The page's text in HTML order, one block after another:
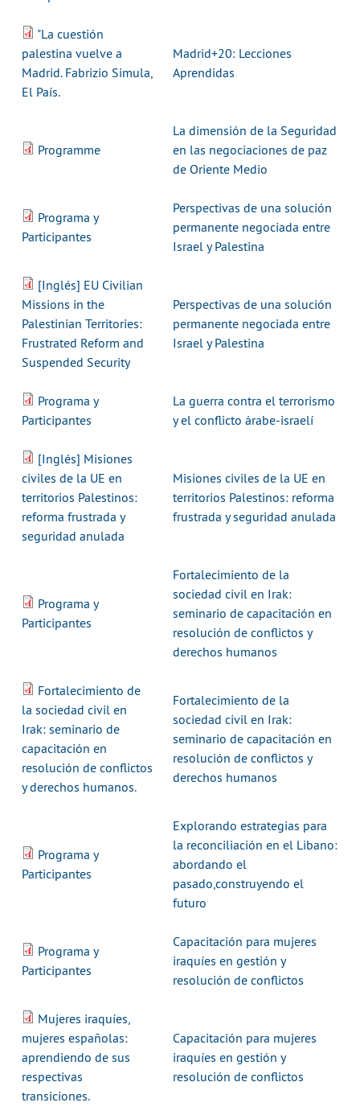
"La cuestión
palestina vuelve a
Madrid. Fabrizio Simula,
El País.
Madrid+20: Lecciones
Aprendidas
Programme
La dimensión de la Seguridad
en las negociaciones de paz
de Oriente Medio
Programa y
Participantes
Perspectivas de una solución
permanente negociada entre
Israel y Palestina
[Inglés] EU Civilian
Missions in the
Palestinian Territories:
Frustrated Reform and
Suspended Security
Perspectivas de una solución
permanente negociada entre
Israel y Palestina
Programa y
Participantes
La guerra contra el terrorismo
y el conflicto árabe-israelí
[Inglés] Misiones
civiles de la UE en
territorios Palestinos:
reforma frustrada y
seguridad anulada
Misiones civiles de la UE en
territorios Palestinos: reforma
frustrada y seguridad anulada
Programa y
Participantes
Fortalecimiento de la
sociedad civil en Irak:
seminario de capacitación en
resolución de conflictos y
derechos humanos
Fortalecimiento de
la sociedad civil en
Irak: seminario de
capacitación en
resolución de conflictos
y derechos humanos.
Fortalecimiento de la
sociedad civil en Irak:
seminario de capacitación en
resolución de conflictos y
derechos humanos
Programa y
Participantes
Explorando estrategias para
la reconciliación en el Libano:
abordando el
pasado,construyendo el
futuro
Programa y
Participantes
Capacitación para mujeres
iraquíes en gestión y
resolución de conflictos
Mujeres iraquíes,
mujeres españolas:
aprendiendo de sus
respectivas
transiciones.
Capacitación para mujeres
iraquíes en gestión y
resolución de conflictos